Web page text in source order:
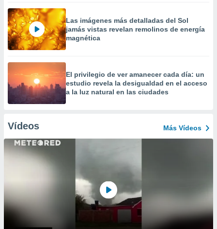
Las imágenes más detalladas del Sol
jamás vistas revelan remolinos de energía
magnética
El privilegio de ver amanecer cada día: un
estudio revela la desigualdad en el acceso
a la luz natural en las ciudades
Vídeos Más Vídeos